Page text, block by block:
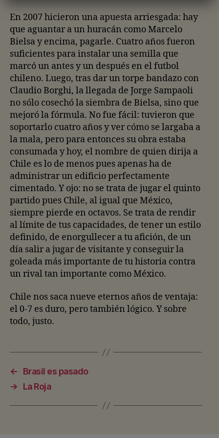
En 2007 hicieron una apuesta arriesgada: hay
que aguantar a un huracán como Marcelo
Bielsa y encima, pagarle. Cuatro años fueron
suficientes para instalar una semilla que
marcó un antes y un después en el futbol
chileno. Luego, tras dar un torpe bandazo con
Claudio Borghi, la llegada de Jorge Sampaoli
no sólo cosechó la siembra de Bielsa, sino que
mejoró la fórmula. No fue fácil: tuvieron que
soportarlo cuatro años y ver cómo se largaba a
la mala, pero para entonces su obra estaba
consumada y hoy, el nombre de quien dirija a
Chile es lo de menos pues apenas ha de
administrar un edificio perfectamente
cimentado. Y ojo: no se trata de jugar el quinto
partido pues Chile, al igual que México,
siempre pierde en octavos. Se trata de rendir
al límite de tus capacidades, de tener un estilo
definido, de enorgullecer a tu afición, de un
día salir a jugar de visitante y conseguir la
goleada más importante de tu historia contra
un rival tan importante como México.
Chile nos saca nueve eternos años de ventaja:
el 0-7 es duro, pero también lógico. Y sobre
todo, justo.
←
Brasil es pasado
→
La Roja